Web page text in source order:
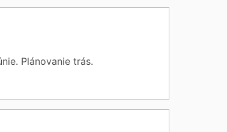
Plánovanie trás.